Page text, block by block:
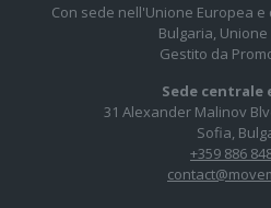
Con sede nell'Unione Europea
Bulgaria,
Gestito da
Sede centrale
31 Alexander Malinov
Sofia,
+359 886